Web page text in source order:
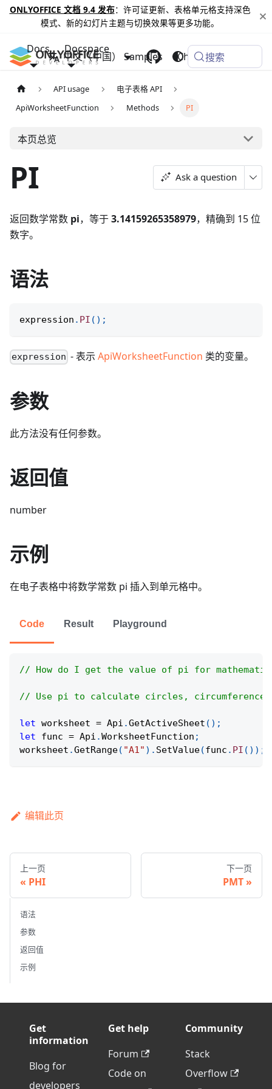
ONLYOFFICE 文档 9.4 发布：许可证更新、表格单元格支持深色
模式、新的幻灯片主题与切换效果等更多功能。
Docs Docspace
Samples Changelog
中文（中国） 搜索
API usage
电子表格 API
ApiWorksheetFunction
Methods PI
本页总览
PI Ask a question
返回数学常数 pi，等于3.14159265358979，精确到 15 位
数字。
语法
expression . PI ( ) ;
expression - 表示ApiWorksheetFunction 类的变量。
参数
此方法没有任何参数。
返回值
number
示例
在电子表格中将数学常数 pi 插入到单元格中。
Code Result Playground
// How do I get the value of pi for
// Use pi to calculate circles, circumference,
let worksheet = Api .GetActiveSheet ( ) ;
let func = Api .WorksheetFunction ;
worksheet .GetRange( "A1" ) . SetValue(func . PI ( ) ) ;
编辑此页
上一页
PHI
下一页
PMT
语法
参数
返回值
示例
Get
information
Blog for
developers
Get help
Forum
Code on
Community
Stack
Overflow